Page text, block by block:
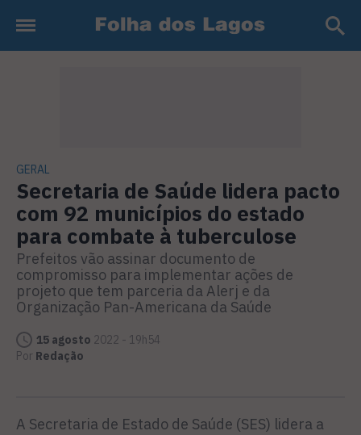
GERAL
Secretaria de Saúde lidera pacto
com 92 municípios do estado
para combate à tuberculose
Prefeitos vão assinar documento de
compromisso para implementar ações de
projeto que tem parceria da Alerj e da
Organização Pan-Americana da Saúde
15 agosto 2022 - 19h54
Por Redação
A Secretaria de Estado de Saúde (SES) lidera a